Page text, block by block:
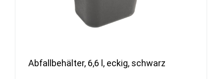
Abfallbehälter, 6,6 l, eckig, schwarz